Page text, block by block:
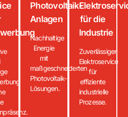
Photovoltaik-
Anlagen
Nachhaltige
Energie
mit
maßgeschneiderten
Photovoltaik-
Lösungen.
für die
Industrie
Zuverlässiger
Elektroservice
für
effiziente
industrielle
Prozesse.